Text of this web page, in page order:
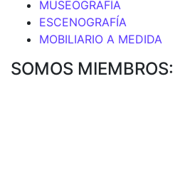
MUSEOGRAFÍA
ESCENOGRAFÍA
MOBILIARIO A MEDIDA
SOMOS MIEMBROS: